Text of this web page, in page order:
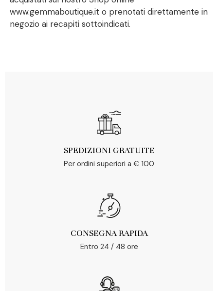
www.gemmaboutique.it o prenotati direttamente in
negozio ai recapiti sottoindicati.
SPEDIZIONI GRATUITE
Per ordini superiori a € 100
CONSEGNA RAPIDA
Entro 24 / 48 ore